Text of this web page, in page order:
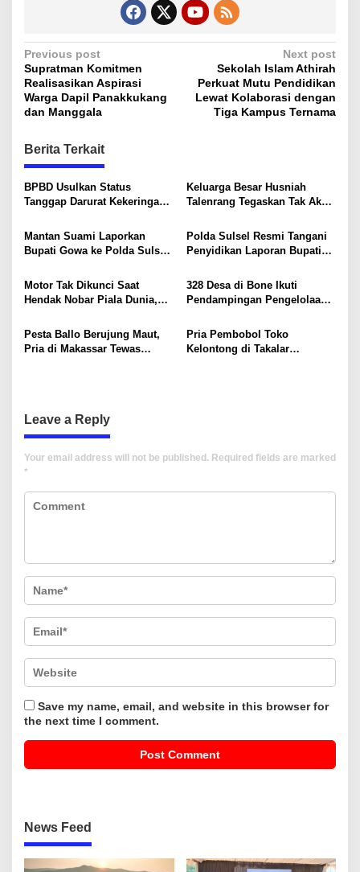
P
o
s
n
a
v
g
a
t
i
o
n
Previous post
Supratman Komitmen
Realisasikan Aspirasi
Warga Dapil Panakkukang
dan Manggala
Next post
Sekolah Islam Athirah
Perkuat Mutu Pendidikan
Lewat Kolaborasi dengan
Tiga Kampus Ternama
Berita Terkait
BPBD Usulkan Status
Tanggap Darurat Kekeringan
Warga Mulai Krisis Air Bersih
Keluarga Besar Husniah
Talenrang Tegaskan Tak Akan
Hukum
Mantan Suami Laporkan
Bupati Gowa ke Polda Sulsel,
Palsu dan Penggelapan
Polda Sulsel Resmi Tangani
Penyidikan Laporan Bupati
Motor Tak Dikunci Saat
Hendak Nobar Piala Dunia,
328 Desa di Bone Ikuti
Pendampingan Pengelolaan
Dana Desa
Pesta Ballo Berujung Maut,
Pria di Makassar Tewas
Pria Pembobol Toko
Kelontong di Takalar
Leave a Reply
Your email address will not be published. Required fields are marked
*
Save my name, email, and website in this browser for
the next time I comment.
News Feed